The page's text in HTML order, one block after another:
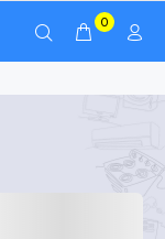
0